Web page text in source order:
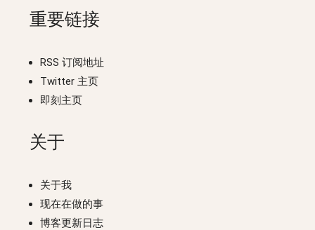
重要链接
RSS 订阅地址
Twitter 主页
即刻主页
关于
关于我
现在在做的事
博客更新日志